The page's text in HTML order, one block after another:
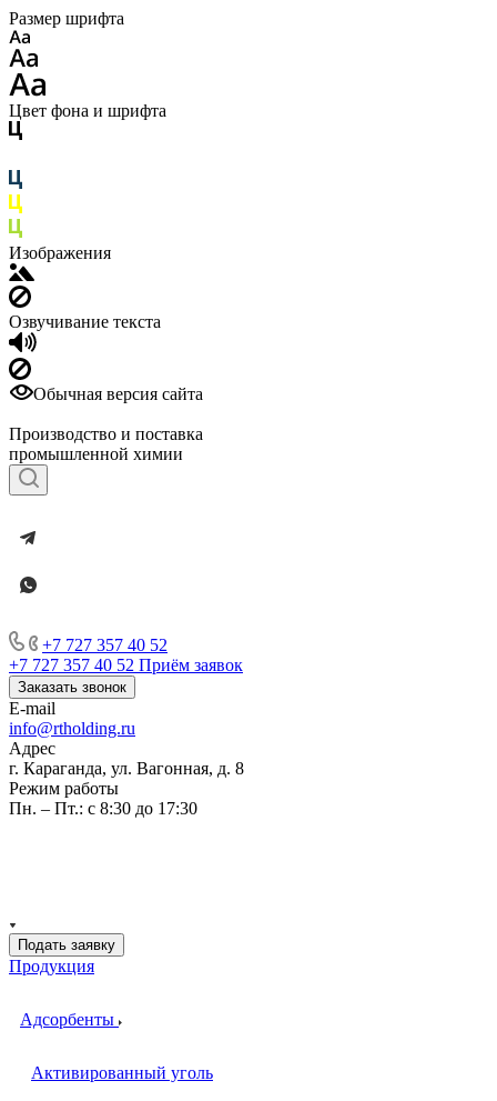
Размер шрифта
Цвет фона и шрифта
Изображения
Озвучивание текста
Обычная версия сайта
Производство и поставка
промышленной химии
+7 727 357 40 52
+7 727 357 40 52 Приём заявок
Заказать звонок
E-mail
info@rtholding.ru
Адрес
г. Караганда, ул. Вагонная, д. 8
Режим работы
Пн. – Пт.: с 8:30 до 17:30
Подать заявку
Продукция
Адсорбенты
Активированный уголь